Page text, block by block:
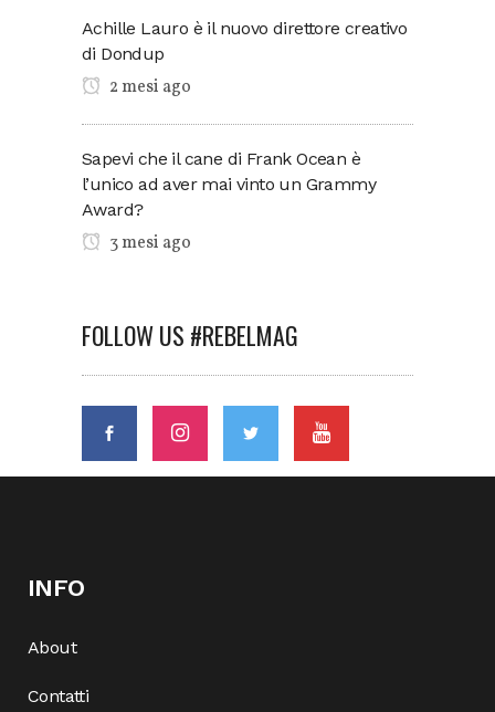
Achille Lauro è il nuovo direttore creativo
di Dondup
2 mesi ago
Sapevi che il cane di Frank Ocean è
l’unico ad aver mai vinto un Grammy
Award?
3 mesi ago
FOLLOW US #REBELMAG
INFO
About
Contatti